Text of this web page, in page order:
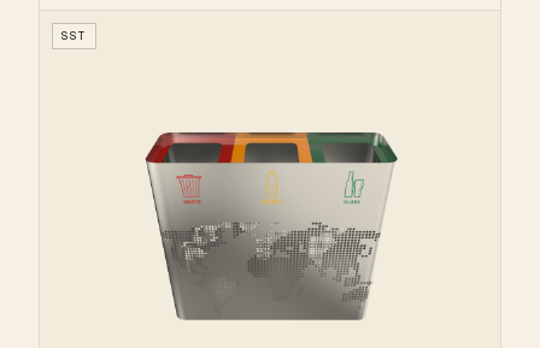
SST